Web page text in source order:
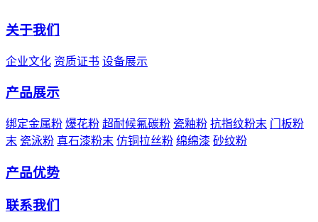
关于我们
企业文化 资质证书 设备展示
产品展示
绑定金属粉 爆花粉 超耐候氟碳粉 瓷釉粉 抗指纹粉末 门板粉
末 瓷泳粉 真石漆粉末 仿铜拉丝粉 绵绵漆 砂纹粉
产品优势
联系我们